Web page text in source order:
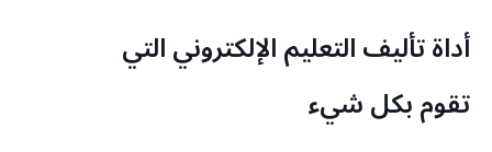
أداة تأليف التعليم الإلكتروني التي
تقوم بكل شيء